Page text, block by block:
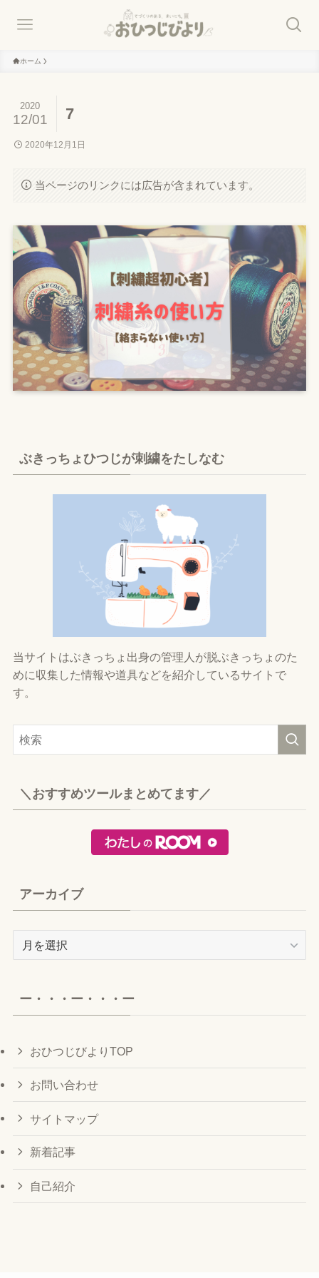
ホーム
7
2020
12/01
2020年12月1日
当ページのリンクには広告が含まれています。
ぶきっちょひつじが刺繍をたしなむ
当サイトはぶきっちょ出身の管理人が脱ぶきっちょのた
めに収集した情報や道具などを紹介しているサイトで
す。
＼おすすめツールまとめてます／
アーカイブ
ー・・・ー・・・ー
おひつじびよりTOP
お問い合わせ
サイトマップ
新着記事
自己紹介